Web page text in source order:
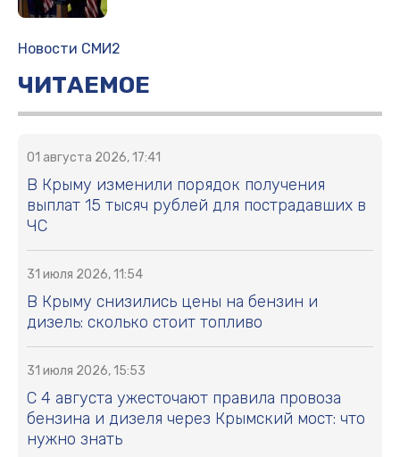
Новости СМИ2
ЧИТАЕМОЕ
01 августа 2026, 17:41
В Крыму изменили порядок получения
выплат 15 тысяч рублей для пострадавших в
ЧС
31 июля 2026, 11:54
В Крыму снизились цены на бензин и
дизель: сколько стоит топливо
31 июля 2026, 15:53
С 4 августа ужесточают правила провоза
бензина и дизеля через Крымский мост: что
нужно знать